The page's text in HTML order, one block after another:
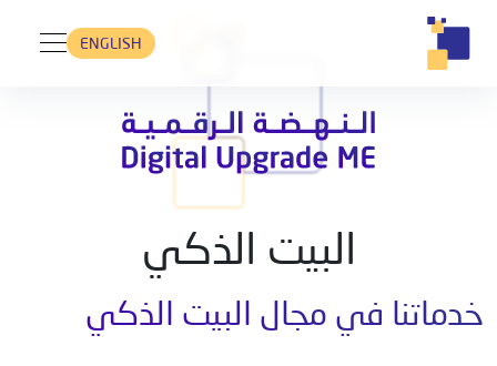
ENGLISH
البيت الذكي
خدماتنا في مجال البيت الذكي